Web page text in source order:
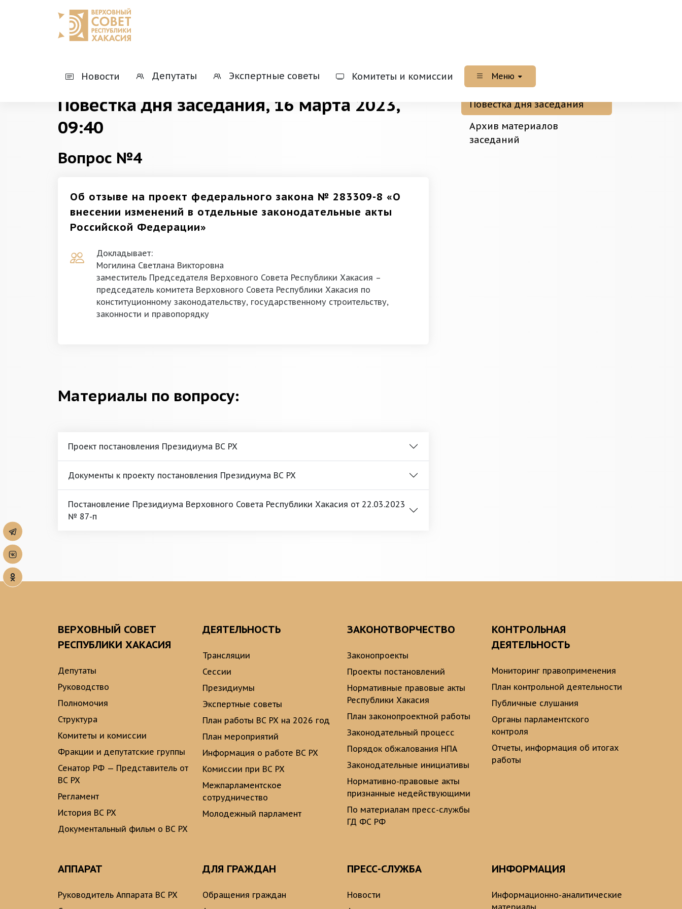
Новости Депутаты Экспертные советы Комитеты и комиссии Меню
Повестка дня заседания
Архив материалов
заседаний
Повестка дня заседания, 16 марта 2023,
09:40
Вопрос №4
Об отзыве на проект федерального закона № 283309-8 «О
внесении изменений в отдельные законодательные акты
Российской Федерации»
Докладывает:
Могилина Светлана Викторовна
заместитель Председателя Верховного Совета Республики Хакасия –
председатель комитета Верховного Совета Республики Хакасия по
конституционному законодательству, государственному строительству,
законности и правопорядку
Материалы по вопросу:
Проект постановления Президиума ВС РХ
Документы к проекту постановления Президиума ВС РХ
Постановление Президиума Верховного Совета Республики Хакасия от 22.03.2023
№ 87-п
ВЕРХОВНЫЙ СОВЕТ
РЕСПУБЛИКИ ХАКАСИЯ
Депутаты
Руководство
Полномочия
Структура
Комитеты и комиссии
Фракции и депутатские группы
Сенатор РФ — Представитель от
ВС РХ
Регламент
История ВС РХ
Документальный фильм о ВС РХ
ДЕЯТЕЛЬНОСТЬ
Трансляции
Сессии
Президиумы
Экспертные советы
План работы ВС РХ на 2026 год
План мероприятий
Информация о работе ВС РХ
Комиссии при ВС РХ
Межпарламентское
сотрудничество
Молодежный парламент
ЗАКОНОТВОРЧЕСТВО
Законопроекты
Проекты постановлений
Нормативные правовые акты
Республики Хакасия
План законопроектной работы
Законодательный процесс
Порядок обжалования НПА
Законодательные инициативы
Нормативно-правовые акты
признанные недействующими
По материалам пресс-службы
ГД ФС РФ
КОНТРОЛЬНАЯ
ДЕЯТЕЛЬНОСТЬ
Мониторинг правоприменения
План контрольной деятельности
Публичные слушания
Органы парламентского
контроля
Отчеты, информация об итогах
работы
АППАРАТ
Руководитель Аппарата ВС РХ
ДЛЯ ГРАЖДАН
Обращения граждан
ПРЕСС-СЛУЖБА
Новости
ИНФОРМАЦИЯ
Информационно-аналитические
материалы